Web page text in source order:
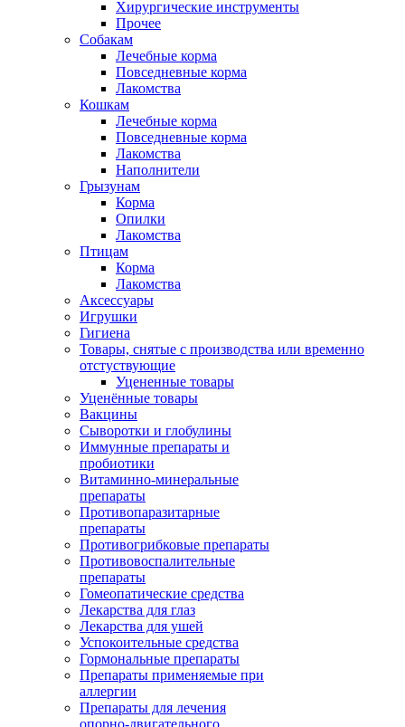
Хирургические инструменты
Прочее
Собакам
Лечебные корма
Повседневные корма
Лакомства
Кошкам
Лечебные корма
Повседневные корма
Лакомства
Наполнители
Грызунам
Корма
Опилки
Лакомства
Птицам
Корма
Лакомства
Аксессуары
Игрушки
Гигиена
Товары, снятые с производства или временно
отстуствующие
Уцененные товары
Уценённые товары
Вакцины
Сыворотки и глобулины
Иммунные препараты и
пробиотики
Витаминно-минеральные
препараты
Противопаразитарные
препараты
Противогрибковые препараты
Противовоспалительные
препараты
Гомеопатические средства
Лекарства для глаз
Лекарства для ушей
Успокоительные средства
Гормональные препараты
Препараты применяемые при
аллергии
Препараты для лечения